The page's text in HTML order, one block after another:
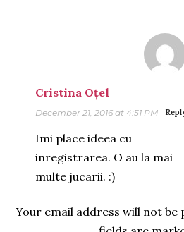
Cristina Oțel
December 21, 2016 at 4:51 PM
Imi place ideea cu
inregistrarea. O au la mai
multe jucarii. :)
Your email address will not be